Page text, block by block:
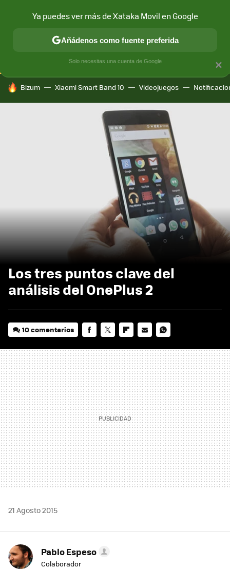
CONECTIVIDAD MÓVIL Y SOCIEDAD APLICACIONES
HOY SE HABLA DE
Bizum Xiaomi Smart Band 10 Videojuegos
Los tres puntos clave del
análisis del OnePlus 2
10 comentarios
MAIL
21 Agosto 2015
Pablo Espeso
Colaborador
×
Ya puedes ver más de Xataka Movil en Google
Añádenos como fuente preferida
Solo necesitas una cuenta de Google